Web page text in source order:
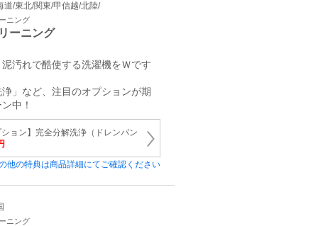
/東北/関東/甲信越/北陸/
ニング
ーニング
汚れで酷使する洗濯機をＷです
」など、注目のオプションが期
中！
ョン】完全分解洗浄（ドレンパン
他の特典は商品詳細にてご確認ください
ニング